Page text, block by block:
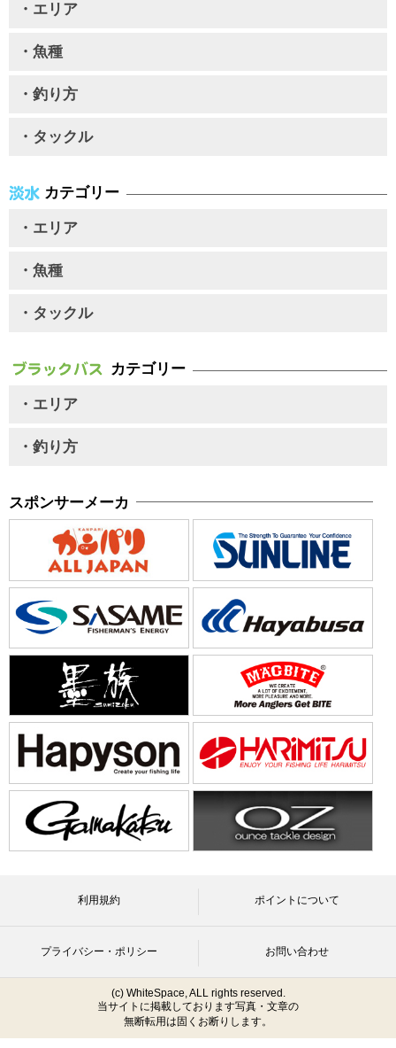
・エリア
・魚種
・釣り方
・タックル
カテゴリー
・エリア
・魚種
・タックル
カテゴリー
・エリア
・釣り方
スポンサーメーカ
利用規約 ポイントについて
プライバシー・ポリシー お問い合わせ
(c) WhiteSpace, ALL rights reserved.
当サイトに掲載しております写真・文章の
無断転用は固くお断りします。